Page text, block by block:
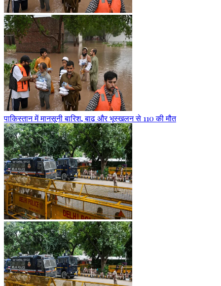
पाकिस्तान में मानसूनी बारिश, बाढ़ और भूस्खलन से 110 की मौत